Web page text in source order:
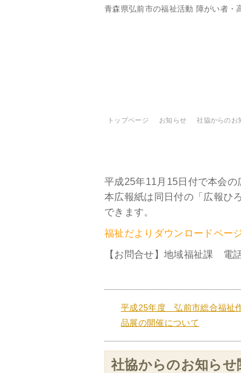
青森県弘前市の福祉活動 障がい者・
トップページ お知らせ 社協からのお
平成25年11月15日付で本会の
本広報紙は同日付の「広報ひ
できます。
福祉だよりダウンロードペー
【お問合せ】地域福祉課 電
平成25年度 弘前市総合福祉
品展の開催について
社協からのお知らせ